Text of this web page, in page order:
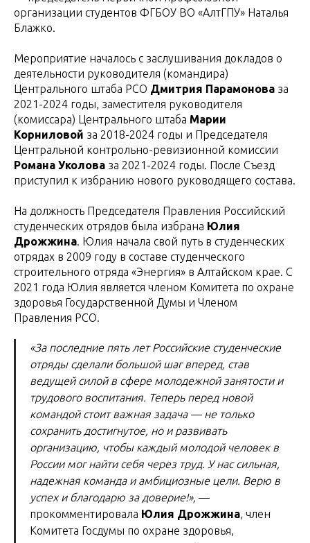
организации студентов ФГБОУ ВО «АлтГПУ» Наталья
Блажко.
Мероприятие началось с заслушивания докладов о
деятельности руководителя (командира)
Центрального штаба РСО Дмитрия Парамонова за
2021-2024 годы, заместителя руководителя
(комиссара) Центрального штаба Марии
Корниловой за 2018-2024 годы и Председателя
Центральной контрольно-ревизионной комиссии
Романа Уколова за 2021-2024 годы. После Съезд
приступил к избранию нового руководящего состава.
На должность Председателя Правления Российский
студенческих отрядов была избрана Юлия
Дрожжина. Юлия начала свой путь в студенческих
отрядах в 2009 году в составе студенческого
строительного отряда «Энергия» в Алтайском крае. С
2021 года Юлия является членом Комитета по охране
здоровья Государственной Думы и Членом
Правления РСО.
«За последние пять лет Российские студенческие
отряды сделали большой шаг вперед, став
ведущей силой в сфере молодежной занятости и
трудового воспитания. Теперь перед новой
командой стоит важная задача — не только
сохранить достигнутое, но и развивать
организацию, чтобы каждый молодой человек в
России мог найти себя через труд. У нас сильная,
надежная команда и амбициозные цели. Верю в
успех и благодарю за доверие!», —
прокомментировала Юлия Дрожжина, член
Комитета Госдумы по охране здоровья,